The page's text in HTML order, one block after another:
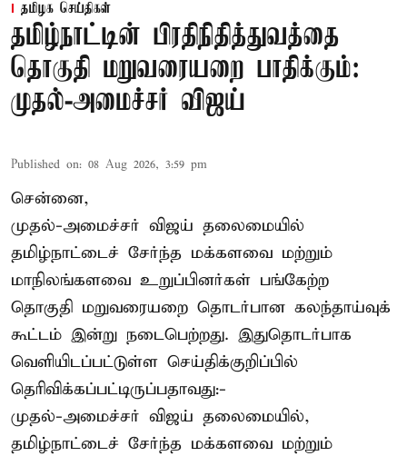
தமிழக செய்திகள்
தமிழ்நாட்டின் பிரதிநிதித்துவத்தை
தொகுதி மறுவரையறை பாதிக்கும்:
முதல்-அமைச்சர் விஜய்
Published on: 08 Aug 2026, 3:59 pm
சென்னை,
முதல்-அமைச்சர் விஜய் தலைமையில்
தமிழ்நாட்டைச் சேர்ந்த மக்களவை மற்றும்
மாநிலங்களவை உறுப்பினர்கள் பங்கேற்ற
தொகுதி மறுவரையறை தொடர்பான கலந்தாய்வுக்
கூட்டம் இன்று நடைபெற்றது. இதுதொடர்பாக
வெளியிடப்பட்டுள்ள செய்திக்குறிப்பில்
தெரிவிக்கப்பட்டிருப்பதாவது:-
முதல்-அமைச்சர் விஜய் தலைமையில்,
தமிழ்நாட்டைச் சேர்ந்த மக்களவை மற்றும்